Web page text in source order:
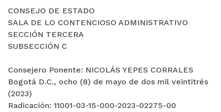
CONSEJO DE ESTADO
SALA DE LO CONTENCIOSO ADMINISTRATIVO
SECCIÓN TERCERA
SUBSECCIÓN C
Consejero Ponente: NICOLÁS YEPES CORRALES
Bogotá D.C., ocho (8) de mayo de dos mil veintitrés
(2023)
Radicación: 11001-03-15-000-2023-02275-00